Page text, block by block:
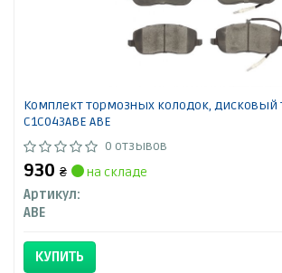
Комплект тормозных колодок, дисковый
C1C043ABE ABE
0 отзывов
930 ₴
на складе
Артикул:
ABE
КУПИТЬ